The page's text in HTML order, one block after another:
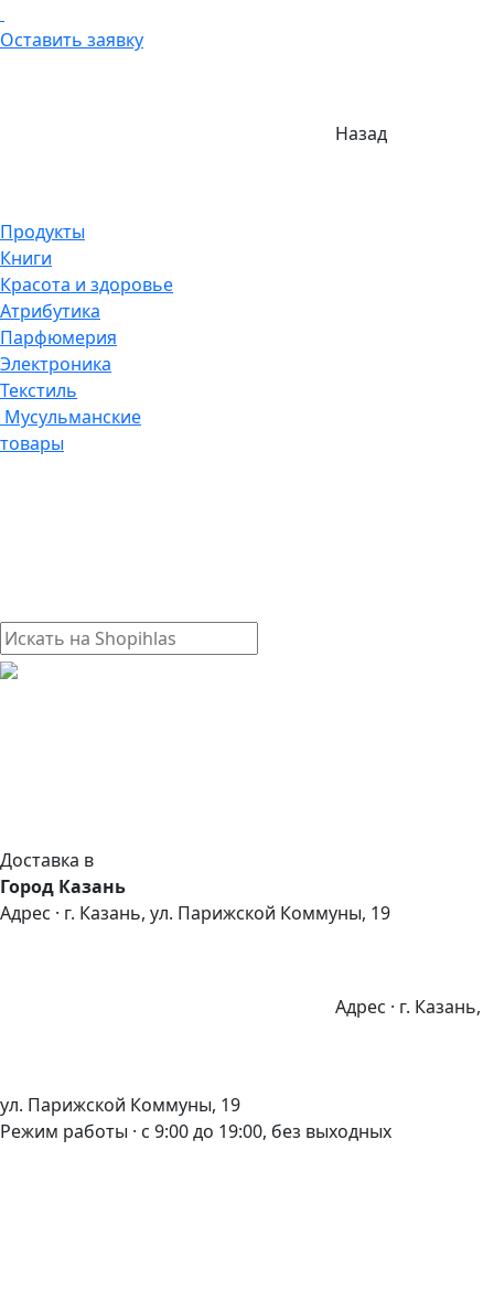
Оставить заявку
Назад
Продукты
Книги
Красота и здоровье
Атрибутика
Парфюмерия
Электроника
Текстиль
Мусульманские
товары
Доставка в
Город Казань
Адрес · г. Казань, ул. Парижской Коммуны, 19
Адрес · г. Казань,
ул. Парижской Коммуны, 19
Режим работы · с 9:00 до 19:00, без выходных